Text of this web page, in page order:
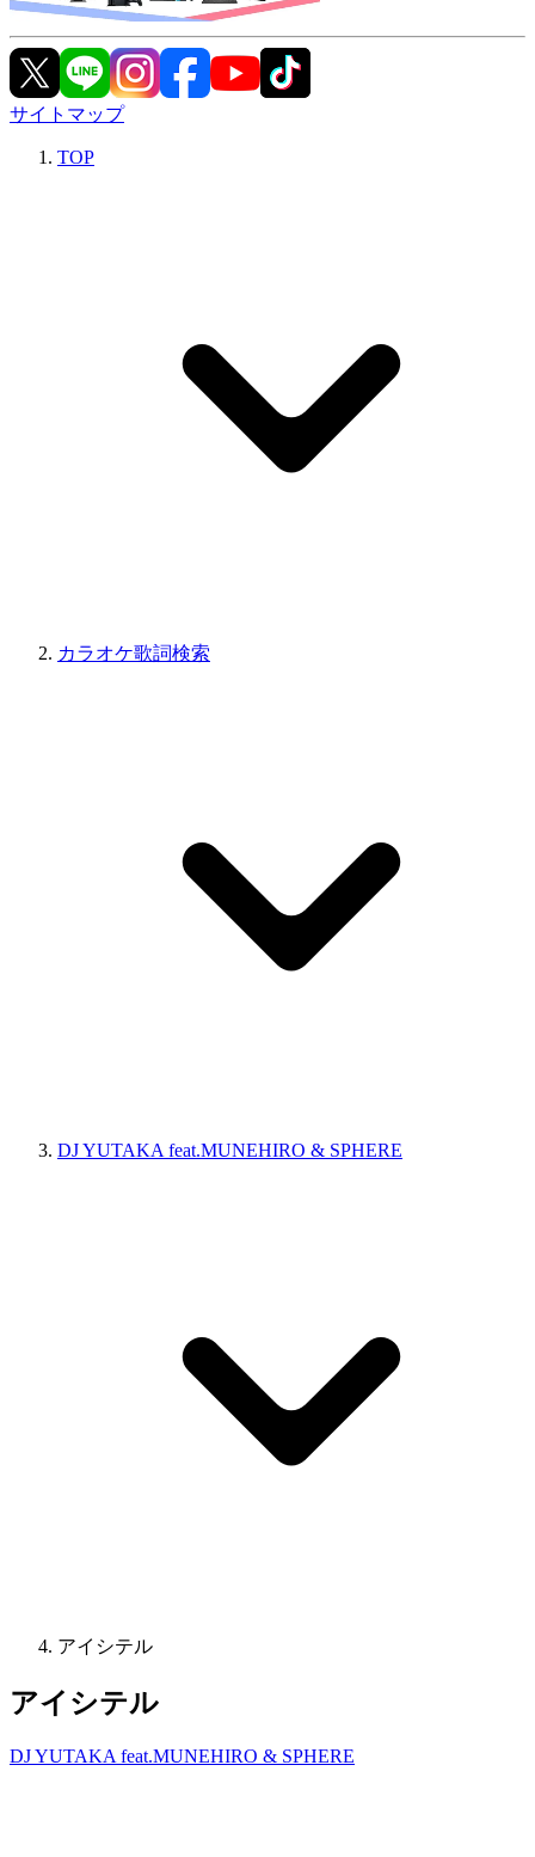
サイトマップ
TOP
カラオケ歌詞検索
DJ YUTAKA feat.MUNEHIRO & SPHERE
アイシテル
アイシテル
DJ YUTAKA feat.MUNEHIRO & SPHERE